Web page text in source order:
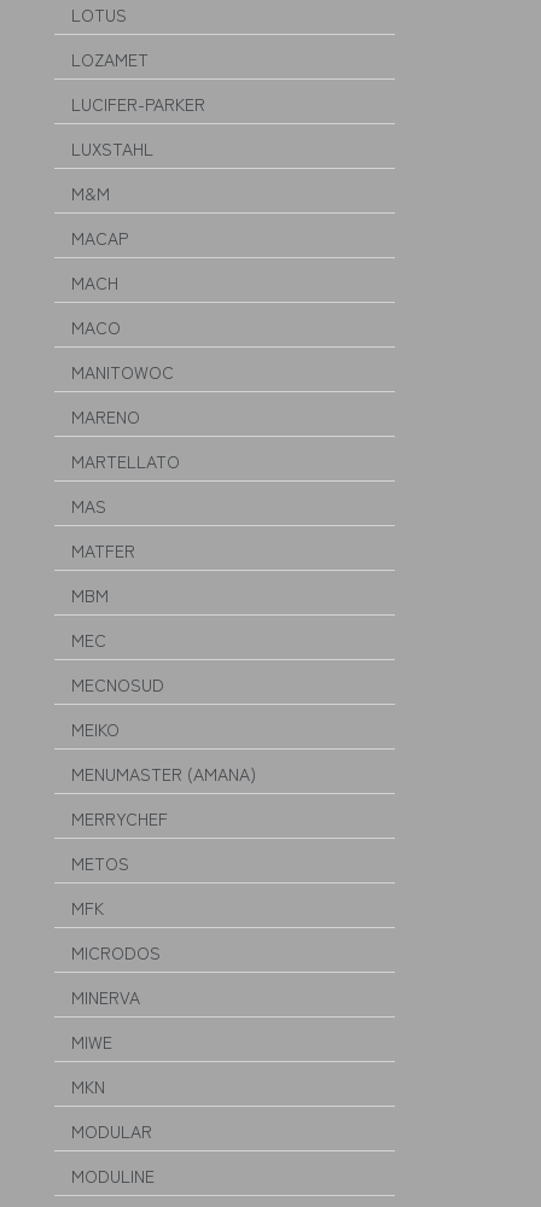
LOTUS
LOZAMET
LUCIFER-PARKER
LUXSTAHL
M&M
MACAP
MACH
MACO
MANITOWOC
MARENO
MARTELLATO
MAS
MATFER
MBM
MEC
MECNOSUD
MEIKO
MENUMASTER (AMANA)
MERRYCHEF
METOS
MFK
MICRODOS
MINERVA
MIWE
MKN
MODULAR
MODULINE